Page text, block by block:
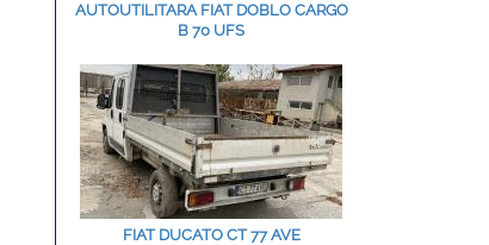
AUTOUTILITARA FIAT DOBLO CARGO
B 70 UFS
FIAT DUCATO CT 77 AVE